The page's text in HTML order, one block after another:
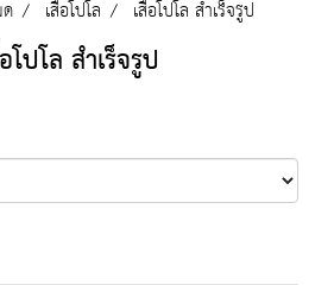
เสื้อโปโล เสื้อโปโล สำเร็จรูป
โปโล สำเร็จรูป